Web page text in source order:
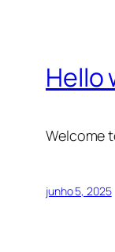
Hello
Welcome
junho 5, 2025